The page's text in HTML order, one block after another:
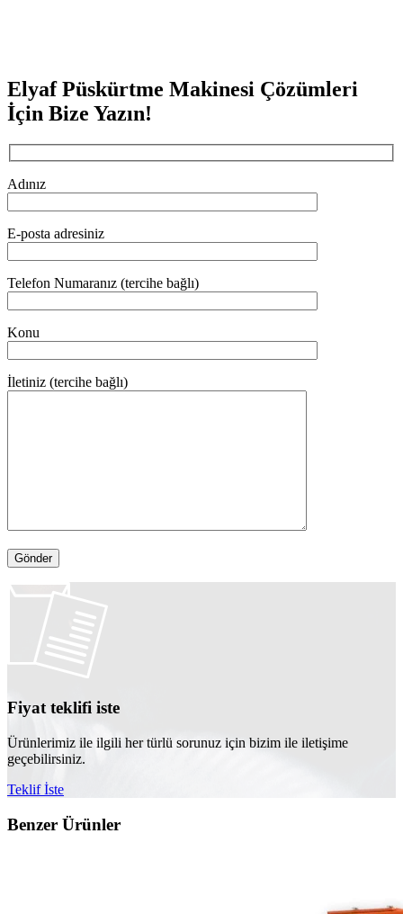
Elyaf Püskürtme Makinesi Çözümleri
İçin Bize Yazın!
Adınız
E-posta adresiniz
Telefon Numaranız (tercihe bağlı)
Konu
İletiniz (tercihe bağlı)
Fiyat teklifi iste
Ürünlerimiz ile ilgili her türlü sorunuz için bizim ile iletişime
geçebilirsiniz.
Teklif İste
Benzer Ürünler